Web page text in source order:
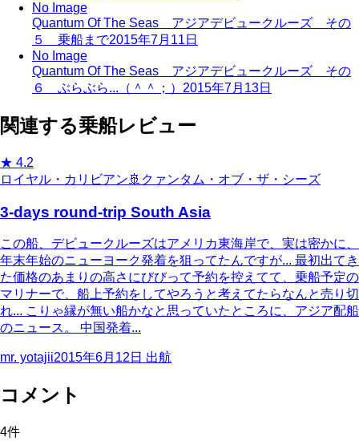
No Image
Quantum Of The Seas アジアデビュークルーズ その
５ 乗船まで2015年7月11日
No Image
Quantum Of The Seas アジアデビュークルーズ その
６ ぶらぶら...（＾＾；） 2015年7月13日
関連する乗船レビュー
★ 4.2
ロイヤル・カリビアン 🚢 クァンタム・オブ・ザ・シーズ
3-days round-trip South Asia
この船、デビュークルーズはアメリカ東海岸で、実は密かに、
年末年始のニューヨーク発着を狙ってたんですが... 最初出てき
た価格のあまりの高さにびびって予約を控えてて、乗船予定の
マリナーで、船上予約をしてやろうと考えてたらなんと売り切
れ... こりゃ縁が無い船かなと思っていたところに、アジア配船
のニュース。 中国発着...
mr. yotajii2015年6月12日 出航
コメント
4件